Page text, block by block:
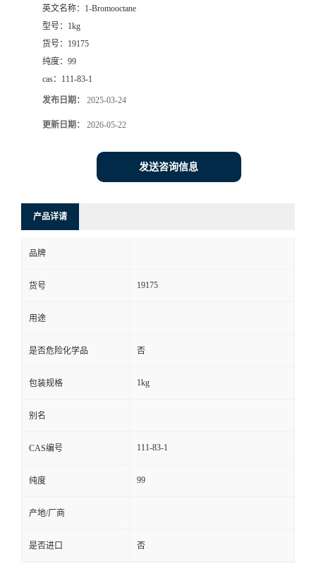
英文名称： 1-Bromooctane
型号： 1kg
货号： 19175
纯度： 99
cas： 111-83-1
发布日期： 2025-03-24
更新日期： 2026-05-22
发送咨询信息
产品详请
品牌
货号 19175
用途
是否危险化学品 否
包装规格 1kg
别名
CAS编号 111-83-1
纯度 99
产地/厂商
是否进口 否